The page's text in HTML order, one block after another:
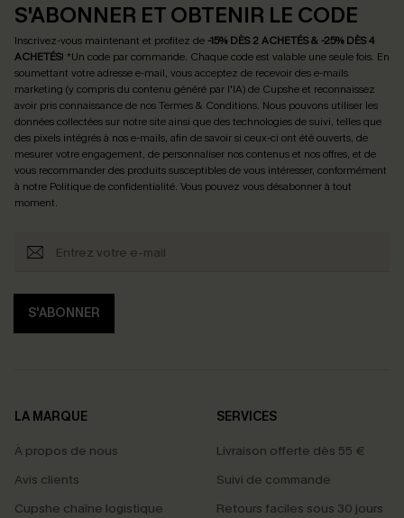
S'ABONNER ET OBTENIR LE CODE
Inscrivez-vous maintenant et profitez de -15% DÈS 2 ACHETÉS & -25% DÈS 4
ACHETÉS! *Un code par commande. Chaque code est valable une seule fois. En
soumettant votre adresse e-mail, vous acceptez de recevoir des e-mails
marketing (y compris du contenu généré par l'IA) de Cupshe et reconnaissez
avoir pris connaissance de nosTermes & Conditions. Nous pouvons utiliser les
données collectées sur notre site ainsi que des technologies de suivi, telles que
des pixels intégrés à nos e-mails, afin de savoir si ceux-ci ont été ouverts, de
mesurer votre engagement, de personnaliser nos contenus et nos offres, et de
vous recommander des produits susceptibles de vous intéresser, conformément
à notre Politique de confidentialité. Vous pouvez vous désabonner à tout
moment.
S'ABONNER
LA MARQUE
À propos de nous
Avis clients
Cupshe chaîne logistique
SERVICES
Livraison offerte dès 55 €
Suivi de commande
Retours faciles sous 30 jours